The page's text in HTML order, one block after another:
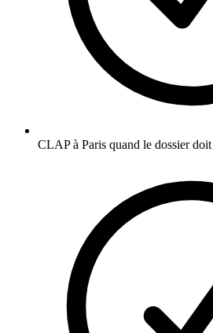
CLAP à Paris quand le dossier